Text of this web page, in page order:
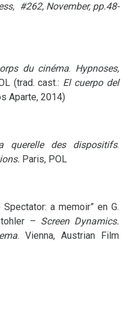
#262, November, pp.48-
du cinéma. Hypnoses,
(trad. cast.: El cuerpo del
Aparte, 2014)
querelle des dispositifs.
Paris, POL
a memoir” en G.
– Screen Dynamics.
. Vienna, Austrian Film